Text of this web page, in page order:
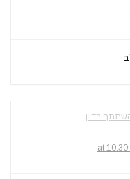
בדיון